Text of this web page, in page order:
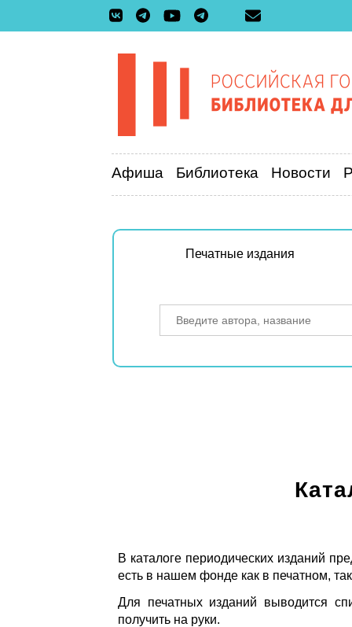
Афиша Библиотека Новости
Печатные издания
В каталоге периодических изданий
есть в нашем фонде как в печатном,
Для печатных изданий выводится
получить на руки.